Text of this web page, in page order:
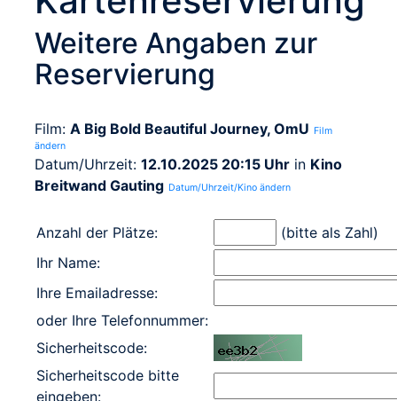
Weitere Angaben zur
Reservierung
Film: A Big Bold Beautiful Journey, OmU Film
ändern
Datum/Uhrzeit: 12.10.2025 20:15 Uhr in Kino
Breitwand Gauting Datum/Uhrzeit/Kino ändern
Anzahl der Plätze:
(bitte als Zahl)
Ihr Name:
Ihre Emailadresse:
oder Ihre Telefonnummer:
Sicherheitscode:
Sicherheitscode bitte
eingeben: